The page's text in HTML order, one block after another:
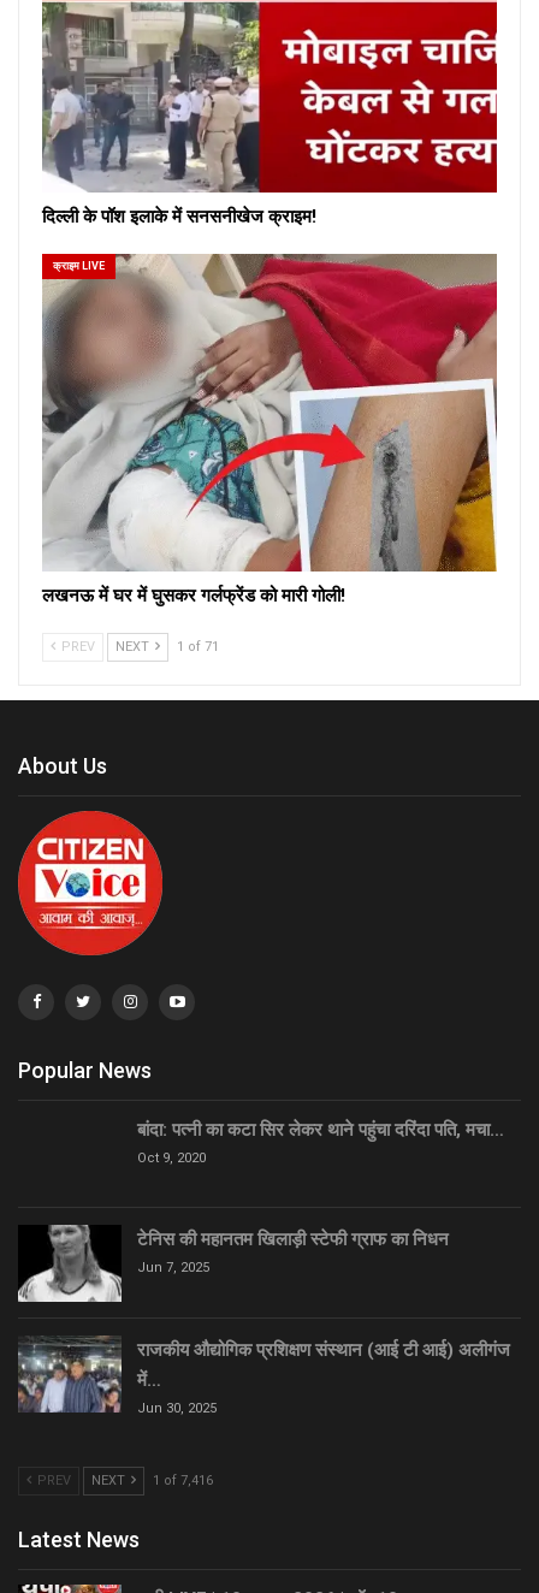
दिल्ली के पॉश इलाके में सनसनीखेज क्राइम!
क्राइम LIVE
लखनऊ में घर में घुसकर गर्लफ्रेंड को मारी गोली!
PREV NEXT 1 of 71
About Us
Popular News
बांदा: पत्नी का कटा सिर लेकर थाने पहुंचा दरिंदा पति, मचा…
Oct 9, 2020
टेनिस की महानतम खिलाड़ी स्टेफी ग्राफ का निधन
Jun 7, 2025
राजकीय औद्योगिक प्रशिक्षण संस्थान (आई टी आई) अलीगंज
में…
Jun 30, 2025
PREV NEXT 1 of 7,416
Latest News